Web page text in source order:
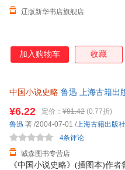
辽版新华书店旗舰店
加入购物车 收藏
中国小说史略 鲁迅 上海古籍出
《中国小说史略》(插图本)作
¥6.22 定价： ¥81.42 (0.77折)
诚森图书专营店
4条评论
鲁迅 著 /2004-07-01 /上海古籍出版社